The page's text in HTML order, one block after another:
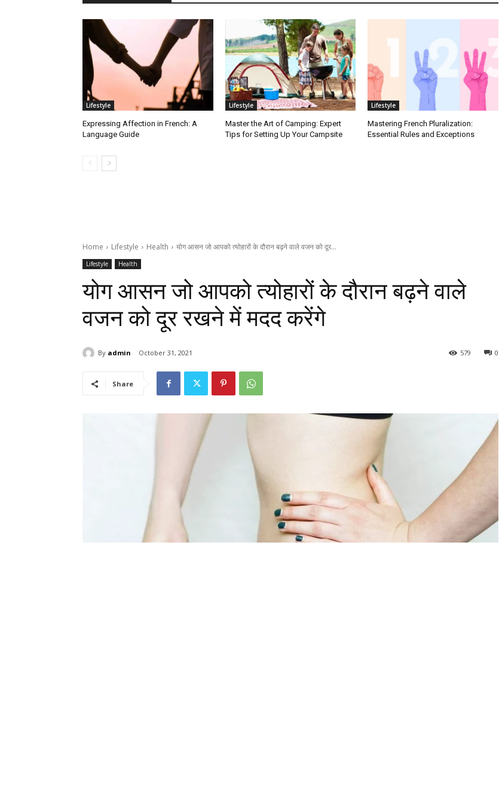
Lifestyle
Expressing Affection in French: A
Language Guide
Lifestyle
Master the Art of Camping: Expert
Tips for Setting Up Your Campsite
Lifestyle
Mastering French Pluralization:
Essential Rules and Exceptions